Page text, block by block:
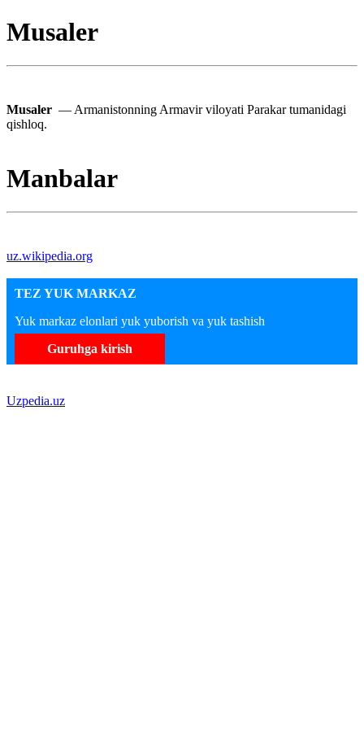
Musaler
Musaler — Armanistonning Armavir viloyati Parakar tumanidagi
qishloq.
Manbalar
uz.wikipedia.org
TEZ YUK MARKAZ
Yuk markaz elonlari yuk yuborish va yuk tashish
Guruhga kirish
Uzpedia.uz